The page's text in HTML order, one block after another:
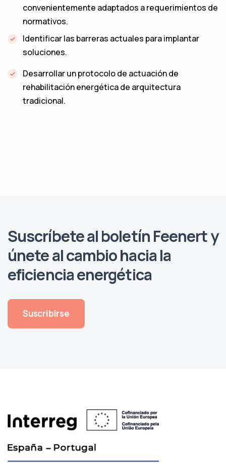
convenientemente adaptados a requerimientos de
normativos.
‌Identificar las barreras actuales para implantar
soluciones.
Desarrollar un protocolo de actuación de
rehabilitación energética de arquitectura
tradicional.
Suscríbete al boletín Feenert y
únete al cambio hacia la
eficiencia energética
Suscribirse